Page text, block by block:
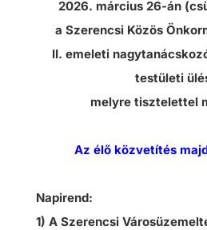
2026. március 26-án
a Szerencsi Közös
II. emeleti
testületi
melyre tisztelettel
Az élő közvetítés
Napirend:
1) A Szerencsi